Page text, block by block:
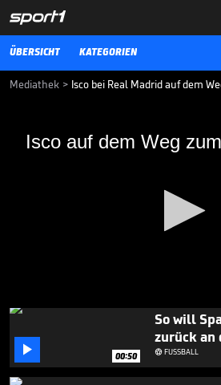
ÜBERSICHT KATEGORIEN
Mediathek > Isco bei Real Madrid auf dem
Isco auf dem Weg
0
of
minute,
17
Isco auf dem Weg zum
 00:50
So will
zurück an
FUSSBALL